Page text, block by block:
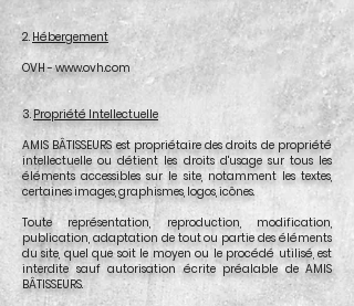
2. Hébergement
OVH -www.ovh.com
3. Propriété Intellectuelle
AMIS BÂTISSEURS est propriétaire des droits de propriété
intellectuelle ou détient les droits d'usage sur tous les
éléments accessibles sur le site, notamment les textes,
certaines images, graphismes, logos, icônes.
Toute représentation, reproduction, modification,
publication, adaptation de tout ou partie des éléments
du site, quel que soit le moyen ou le procédé utilisé, est
interdite sauf autorisation écrite préalable de AMIS
BÂTISSEURS.